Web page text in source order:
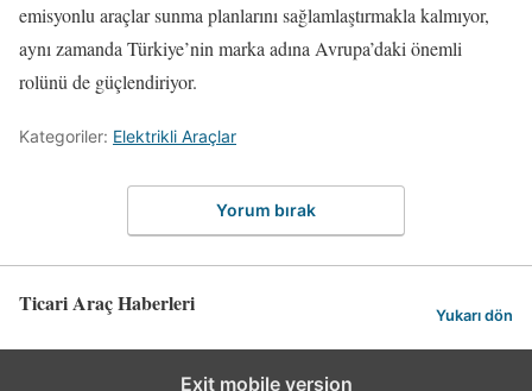
emisyonlu araçlar sunma planlarını sağlamlaştırmakla kalmıyor,
aynı zamanda Türkiye’nin marka adına Avrupa’daki önemli
rolünü de güçlendiriyor.
Kategoriler: Elektrikli Araçlar
Yorum bırak
Ticari Araç Haberleri Yukarı dön
Exit mobile version